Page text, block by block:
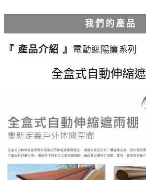
我們的產品
電動柵欄機系列
車牌辨識系統系列
紅綠燈號誌系統系列
人員通關管制機系列
停車場周邊系列
『 產品介紹 』 電動遮陽簾系列
全盒式自動伸縮